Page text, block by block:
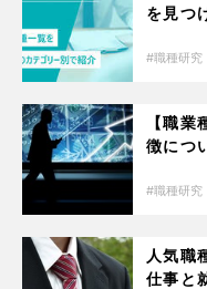
を見つ
職種研究
【職
徴につ
職種研究
人気職
仕事と